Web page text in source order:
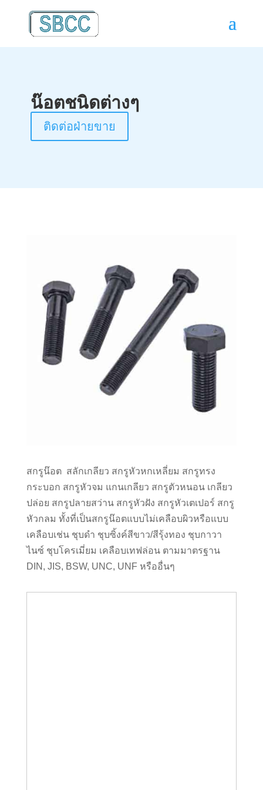
น๊อตชนิดต่างๆ
ติดต่อฝ่ายขาย
สกรูน๊อต สลักเกลียว สกรูหัวหกเหลี่ยม สกรูทรง
กระบอก สกรูหัวจม แกนเกลียว สกรูตัวหนอน เกลียว
ปล่อย สกรูปลายสว่าน สกรูหัวฝัง สกรูหัวเตเปอร์ สกรู
หัวกลม ทั้งที่เป็นสกรูน๊อตแบบไม่เคลือบผิวหรือแบบ
เคลือบเช่น ชุบดำ ชุบซิ้งค์สีขาว/สีรุ้งทอง ชุบกาวา
ไนซ์ ชุบโครเมี่ยม เคลือบเทฟล่อน ตามมาตรฐาน
DIN, JIS, BSW, UNC, UNF หรืออื่นๆ